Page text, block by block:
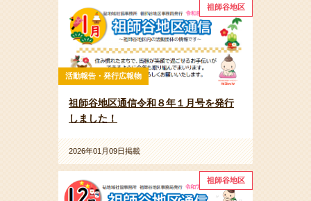
祖師谷地区
活動報告・発行広報物
祖師谷地区通信令和８年１月号を発行
しました！
2026年01月09日掲載
祖師谷地区